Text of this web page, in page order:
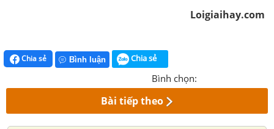
Loigiaihay.com
Chia sẻ Bình luận Chia sẻ
Bình chọn:
Bài tiếp theo